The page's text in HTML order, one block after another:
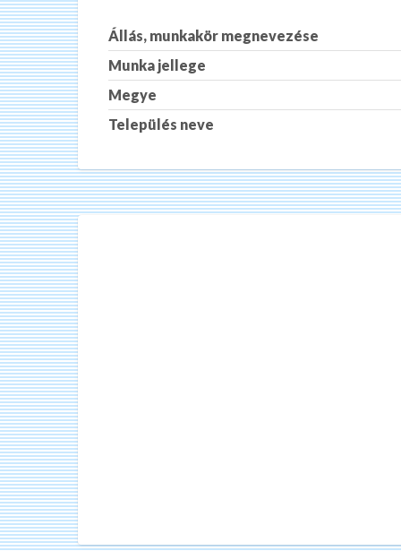
Állás, munkakör megnevezése
Munka jellege
Megye
Település neve